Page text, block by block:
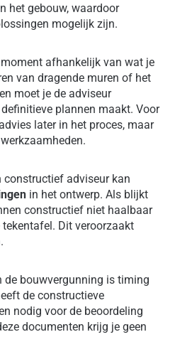
het gebouw, waardoor
mogelijk zijn.
afhankelijk van wat je
van dragende muren of het
moet je de adviseur
plannen maakt. Voor
later in het proces, maar
constructief adviseur kan
in het ontwerp. Als blijkt
constructief niet haalbaar
Dit veroorzaakt
de bouwvergunning is timing
de constructieve
nodig voor de beoordeling
documenten krijg je geen